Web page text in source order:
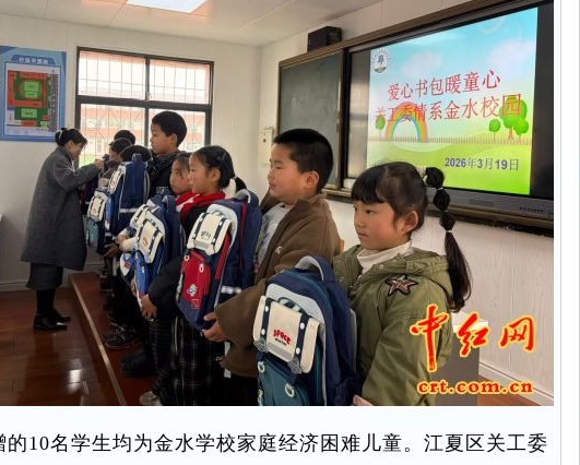
10名学生均为金水学校家庭经济困难儿童。江夏区关工委